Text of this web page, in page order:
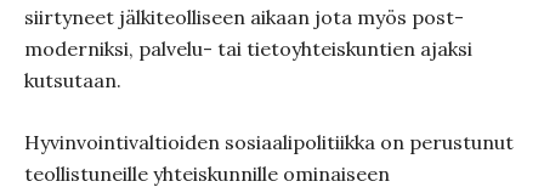
siirtyneet jälkiteolliseen aikaan jota myös post-
moderniksi, palvelu- tai tietoyhteiskuntien ajaksi
kutsutaan.
Hyvinvointivaltioiden sosiaalipolitiikka on perustunut
teollistuneille yhteiskunnille ominaiseen